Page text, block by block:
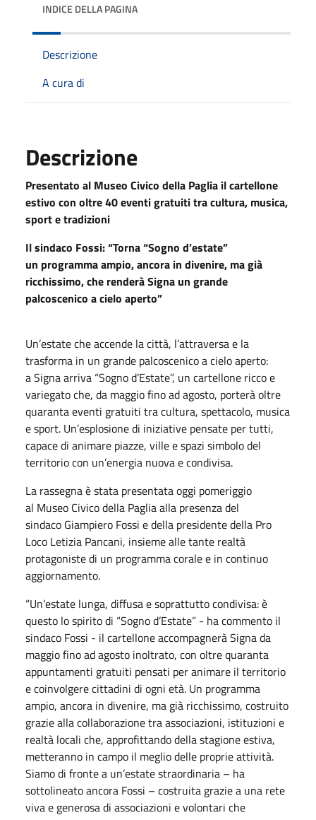
INDICE DELLA PAGINA
Descrizione
A cura di
Descrizione
Presentato al Museo Civico della Paglia il cartellone
estivo con oltre 40 eventi gratuiti tra cultura, musica,
sport e tradizioni
Il sindaco Fossi: “Torna “Sogno d’estate”
un programma ampio, ancora in divenire, ma già
ricchissimo, che renderà Signa un grande
palcoscenico a cielo aperto”
Un’estate che accende la città, l’attraversa e la
trasforma in un grande palcoscenico a cielo aperto:
aSignaarriva “Sogno d’Estate”, un cartellone ricco e
variegato che, da maggio fino ad agosto, porterà oltre
quaranta eventi gratuiti tra cultura, spettacolo, musica
e sport. Un’esplosione di iniziative pensate per tutti,
capace di animare piazze, ville e spazi simbolo del
territorio con un’energia nuova e condivisa.
La rassegna è stata presentata oggi pomeriggio
al Museo Civico della Pagliaalla presenza del
sindaco Giampiero Fossi e della presidente della Pro
Loco Letizia Pancani, insieme alle tante realtà
protagoniste di un programma corale e in continuo
aggiornamento.
“Un’estate lunga, diffusa e soprattutto condivisa: è
questo lo spirito di “Sogno d’Estate” - ha commento il
sindaco Fossi - il cartellone accompagnerà Signa da
maggio fino ad agosto inoltrato, con oltre quaranta
appuntamenti gratuiti pensati per animare il territorio
e coinvolgere cittadini di ogni età. Un programma
ampio, ancora in divenire, ma già ricchissimo, costruito
grazie alla collaborazione tra associazioni, istituzioni e
realtà locali che, approfittando della stagione estiva,
metteranno in campo il meglio delle proprie attività.
Siamo di fronte a un’estate straordinaria – ha
sottolineato ancora Fossi – costruita grazie a una rete
viva e generosa di associazioni e volontari che